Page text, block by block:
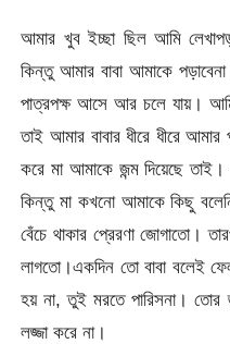
আমার খুব ইচ্ছা ছিল আমি
কিন্তু আমার বাবা আমাকে
পাত্রপক্ষ আসে আর চলে যায়।
তাই আমার বাবার ধীরে ধীরে
করে মা আমাকে জন্ম দিয়েছে
কিন্তু মা কখনো আমাকে কিছু
বেঁচে থাকার প্রেরণা জোগাতো।
লাগতো।একদিন তো বাবা বলেই
হয় না, তুই মরতে পারিসনা। তোর
লজ্জা করে না।